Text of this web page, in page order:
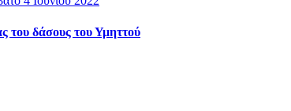
του δάσους του Υμηττού